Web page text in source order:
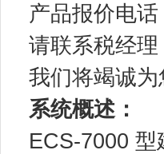
产品报价电
请联系税经
我们将竭诚
系统概述：
ECS-7000